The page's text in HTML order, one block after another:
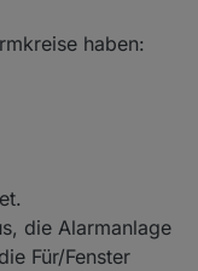
haben:
die Alarmanlage
Für/Fenster